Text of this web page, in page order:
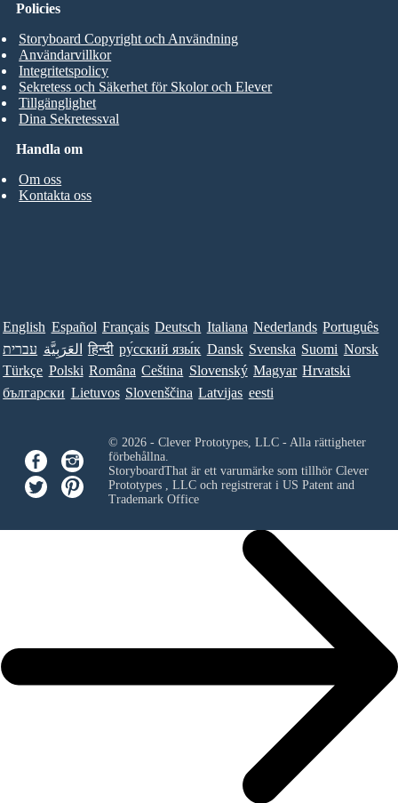
Handla om
Om oss
Kontakta oss
Policies
Storyboard Copyright och Användning
Användarvillkor
Integritetspolicy
Sekretess och Säkerhet för Skolor och Elever
Tillgänglighet
Dina Sekretessval
English Español Français Deutsch Italiana Nederlands Português
עברית العَرَبِيَّة हिन्दी ру́сский язы́к Dansk Svenska Suomi Norsk
Türkçe Polski Româna Ceština Slovenský Magyar Hrvatski
български Lietuvos Slovenščina Latvijas eesti
© 2026 - Clever Prototypes, LLC - Alla rättigheter
förbehållna.
StoryboardThat är ett varumärke som tillhör Clever
Prototypes , LLCoch registrerat i US Patent and
Trademark Office